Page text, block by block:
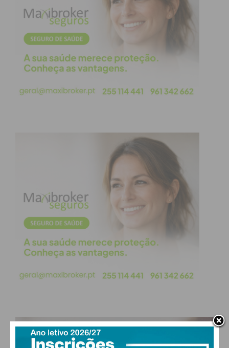
Subscreva a newsletter do
Imediato
Assine nossa newsletter por e-mail e
obtenha de forma regular a informação
Eu li e concordo com os
termos e
condições
PAÇOS DE FERREIRA